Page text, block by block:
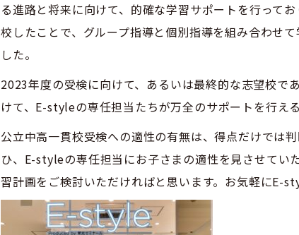
る進路と将来に向けて、的確な学習サポートを行って
校したことで、グループ指導と個別指導を組み合わせ
した。
2023年度の受検に向けて、あるいは最終的な志望校で
けて、E-styleの専任担当たちが万全のサポートを行え
公立中高一貫校受検への適性の有無は、得点だけでは
ひ、E-styleの専任担当にお子さまの適性を見させてい
習計画をご検討いただければと思います。お気軽にE-